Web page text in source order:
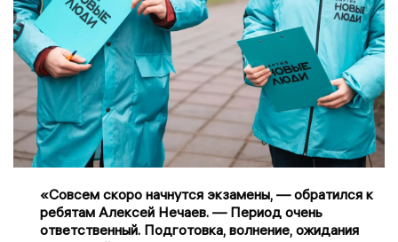
«Совсем скоро начнутся экзамены, — обратился к
ребятам Алексей Нечаев. — Период очень
ответственный. Подготовка, волнение, ожидания